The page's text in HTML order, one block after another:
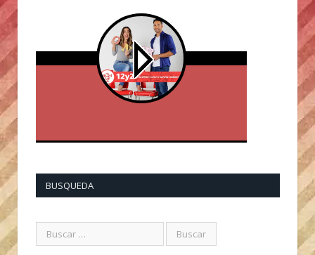
BUSQUEDA